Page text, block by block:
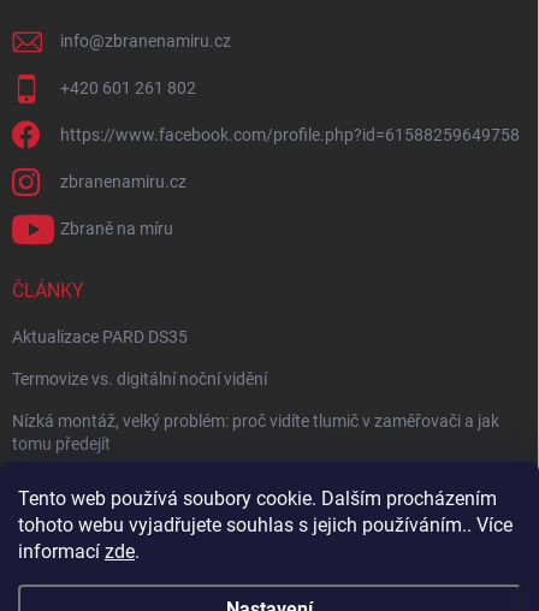
Tento web používá soubory cookie. Dalším procházením
tohoto webu vyjadřujete souhlas s jejich používáním.. Více
informací zde.
info@zbranenamiru.cz
+420 601 261 802
https://www.facebook.com/profile.php?id=61588259649758
zbranenamiru.cz
Zbraně na míru
ČLÁNKY
Aktualizace PARD DS35
Termovize vs. digitální noční vidění
Nízká montáž, velký problém: proč vidíte tlumič v zaměřovači a jak
tomu předejít
NÁVOD: Jak správně nastavit balistický kalkulátor